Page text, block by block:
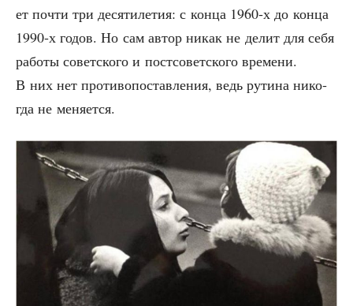
ет почти три деся­ти­ле­тия: с кон­ца 1960‑х до кон­ца
1990‑х годов. Но сам автор никак не делит для себя
рабо­ты совет­ско­го и пост­со­вет­ско­го вре­ме­ни.
В них нет про­ти­во­по­став­ле­ния, ведь рути­на нико­
гда не меняется.